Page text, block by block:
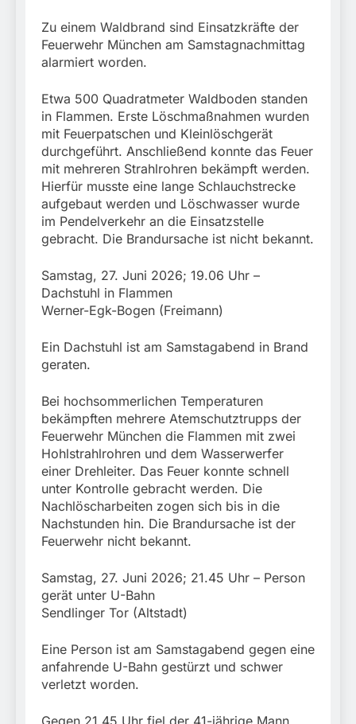
Zu einem Waldbrand sind Einsatzkräfte der
Feuerwehr München am Samstagnachmittag
alarmiert worden.
Etwa 500 Quadratmeter Waldboden standen
in Flammen. Erste Löschmaßnahmen wurden
mit Feuerpatschen und Kleinlöschgerät
durchgeführt. Anschließend konnte das Feuer
mit mehreren Strahlrohren bekämpft werden.
Hierfür musste eine lange Schlauchstrecke
aufgebaut werden und Löschwasser wurde
im Pendelverkehr an die Einsatzstelle
gebracht. Die Brandursache ist nicht bekannt.
Samstag, 27. Juni 2026; 19.06 Uhr –
Dachstuhl in Flammen
Werner-Egk-Bogen (Freimann)
Ein Dachstuhl ist am Samstagabend in Brand
geraten.
Bei hochsommerlichen Temperaturen
bekämpften mehrere Atemschutztrupps der
Feuerwehr München die Flammen mit zwei
Hohlstrahlrohren und dem Wasserwerfer
einer Drehleiter. Das Feuer konnte schnell
unter Kontrolle gebracht werden. Die
Nachlöscharbeiten zogen sich bis in die
Nachstunden hin. Die Brandursache ist der
Feuerwehr nicht bekannt.
Samstag, 27. Juni 2026; 21.45 Uhr – Person
gerät unter U-Bahn
Sendlinger Tor (Altstadt)
Eine Person ist am Samstagabend gegen eine
anfahrende U-Bahn gestürzt und schwer
verletzt worden.